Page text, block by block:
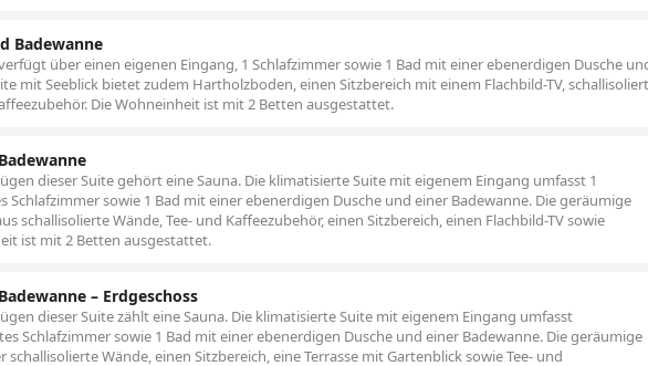
Badewanne
über einen eigenen Eingang, 1 Schlafzimmer sowie 1 Bad mit einer ebenerdigen Dusche
mit Seeblick bietet zudem Hartholzboden, einen Sitzbereich mit einem Flachbild-TV,
Die Wohneinheit ist mit 2 Betten ausgestattet.
dieser Suite gehört eine Sauna. Die klimatisierte Suite mit eigenem Eingang umfasst 1
Schlafzimmer sowie 1 Bad mit einer ebenerdigen Dusche und einer Badewanne. Die geräumige
schallisolierte Wände, Tee- und Kaffeezubehör, einen Sitzbereich, einen Flachbild-TV sowie
ist mit 2 Betten ausgestattet.
– Erdgeschoss
dieser Suite zählt eine Sauna. Die klimatisierte Suite mit eigenem Eingang umfasst
Schlafzimmer sowie 1 Bad mit einer ebenerdigen Dusche und einer Badewanne. Die geräumige
Wände, einen Sitzbereich, eine Terrasse mit Gartenblick sowie Tee- und